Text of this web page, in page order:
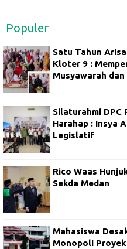
Populer
Satu Tahun
Kloter 9 :
Musyawarah
Silaturahmi DPC
Harahap : Insya
Legislatif
Rico Waas
Sekda Medan
Mahasiswa
Monopoli